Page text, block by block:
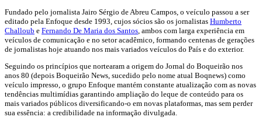
Fundado pelo jornalista Jairo Sérgio de Abreu Campos, o veículo passou a ser
editado pela Enfoque desde 1993, cujos sócios são os jornalistas Humberto
Challoub e Fernando De Maria dos Santos , ambos com larga experiência em
veículos de comunicação e no setor acadêmico, formando centenas de gerações
de jornalistas hoje atuando nos mais variados veículos do País e do exterior.
Seguindo os princípios que nortearam a origem do Jornal do Boqueirão nos
anos 80 (depois Boqueirão News, sucedido pelo nome atual Boqnews) como
veículo impresso, o grupo Enfoque mantém constante atualização com as novas
tendências multimídias garantindo ampliação do leque de conteúdo para os
mais variados públicos diversificando-o em novas plataformas, mas sem perder
sua essência: a credibilidade na informação divulgada.